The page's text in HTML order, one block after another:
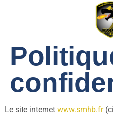
Le site internet www.smhb.fr